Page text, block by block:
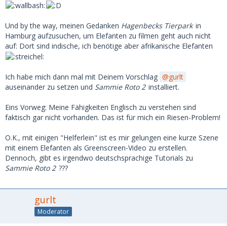
Und by the way, meinen Gedanken Hagenbecks Tierpark in
Hamburg aufzusuchen, um Elefanten zu filmen geht auch nicht
auf: Dort sind indische, ich benötige aber afrikanische Elefanten
Ich habe mich dann mal mit Deinem Vorschlag
gurlt
auseinander zu setzen und Sammie Roto 2 installiert.
Eins Vorweg: Meine Fähigkeiten Englisch zu verstehen sind
faktisch gar nicht vorhanden. Das ist für mich ein Riesen-Problem!
O.K., mit einigen "Helferlein" ist es mir gelungen eine kurze Szene
mit einem Elefanten als Greenscreen-Video zu erstellen.
Dennoch, gibt es irgendwo deutschsprachige Tutorials zu
Sammie Roto 2 ???
gurlt
Moderator